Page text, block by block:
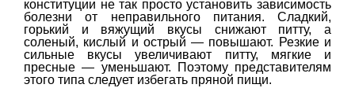
конституции не так просто установить зависимость
болезни от неправильного питания. Сладкий,
горький и вяжущий вкусы снижают питту, а
соленый, кислый и острый — повышают. Резкие и
сильные вкусы увеличивают питту, мягкие и
пресные — уменьшают. Поэтому представителям
этого типа следует избегать пряной пищи.